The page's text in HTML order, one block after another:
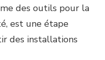
des outils pour la
est une étape
des installations